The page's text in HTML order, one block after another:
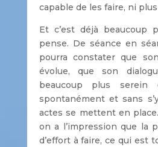
capable de les faire, ni
Et c’est déjà beaucoup
pense. De séance en
pourra constater que
évolue, que son
beaucoup plus
spontanément et sans
actes se mettent en
on a l’impression que la
d’effort à faire, ce qui est